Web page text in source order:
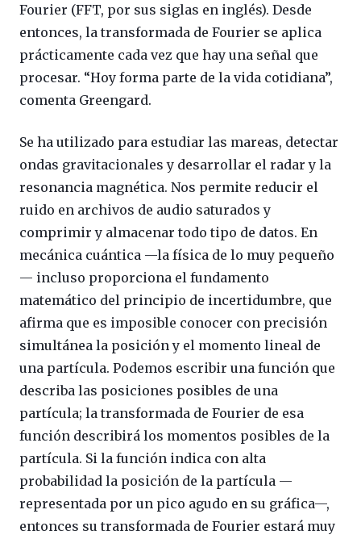
Fourier (FFT, por sus siglas en inglés). Desde
entonces, la transformada de Fourier se aplica
prácticamente cada vez que hay una señal que
procesar. “Hoy forma parte de la vida cotidiana”,
comenta Greengard.
Se ha utilizado para estudiar las mareas, detectar
ondas gravitacionales y desarrollar el radar y la
resonancia magnética. Nos permite reducir el
ruido en archivos de audio saturados y
comprimir y almacenar todo tipo de datos. En
mecánica cuántica —la física de lo muy pequeño
— incluso proporciona el fundamento
matemático del principio de incertidumbre, que
afirma que es imposible conocer con precisión
simultánea la posición y el momento lineal de
una partícula. Podemos escribir una función que
describa las posiciones posibles de una
partícula; la transformada de Fourier de esa
función describirá los momentos posibles de la
partícula. Si la función indica con alta
probabilidad la posición de la partícula —
representada por un pico agudo en su gráfica—,
entonces su transformada de Fourier estará muy